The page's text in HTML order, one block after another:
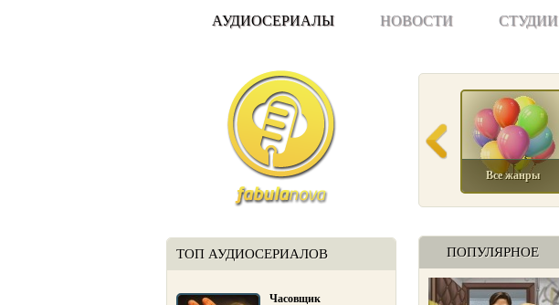
АУДИОСЕРИАЛЫ НОВОСТИ СТУДИИ
ТОП АУДИОСЕРИАЛОВ
Часовщик
Все жанры
ПОПУЛЯРНОЕ